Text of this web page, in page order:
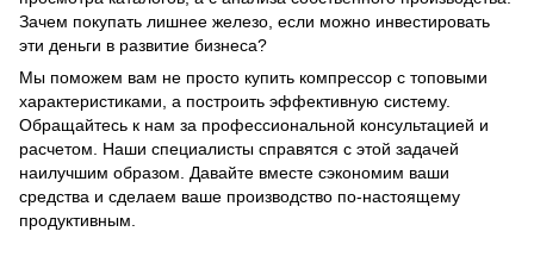
Зачем покупать лишнее железо, если можно инвестировать
эти деньги в развитие бизнеса?
Мы поможем вам не просто купить компрессор с топовыми
характеристиками, а построить эффективную систему.
Обращайтесь к нам за профессиональной консультацией и
расчетом. Наши специалисты справятся с этой задачей
наилучшим образом. Давайте вместе сэкономим ваши
средства и сделаем ваше производство по-настоящему
продуктивным.